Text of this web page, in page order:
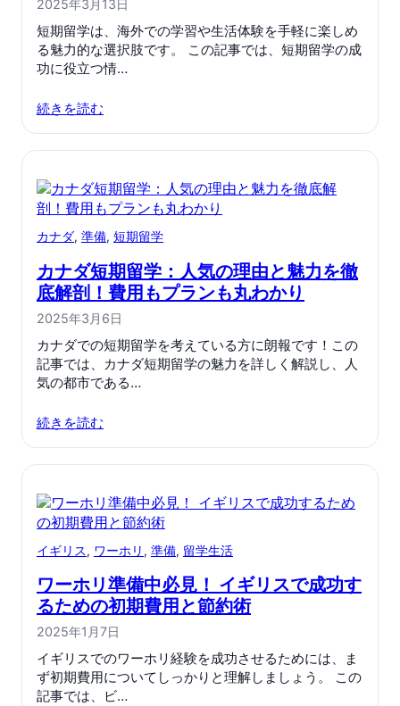
2025年3月13日
短期留学は、海外での学習や生活体験を手軽に楽しめ
る魅力的な選択肢です。 この記事では、短期留学の成
功に役立つ情…
続きを読む
カナダ, 準備, 短期留学
カナダ短期留学：人気の理由と魅力を徹
底解剖！費用もプランも丸わかり
2025年3月6日
カナダでの短期留学を考えている方に朗報です！この
記事では、カナダ短期留学の魅力を詳しく解説し、人
気の都市である…
続きを読む
イギリス, ワーホリ , 準備, 留学生活
ワーホリ準備中必見！ イギリスで成功す
るための初期費用と節約術
2025年1月7日
イギリスでのワーホリ経験を成功させるためには、ま
ず初期費用についてしっかりと理解しましょう。 この
記事では、ビ…